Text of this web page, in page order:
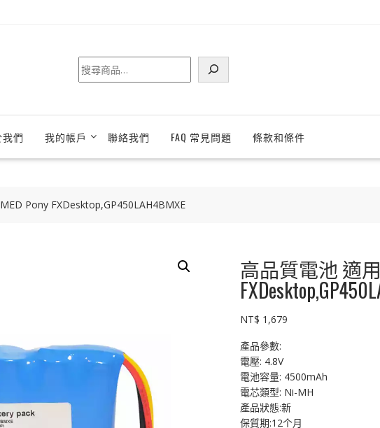
搜
尋
們 我的帳戶 聯絡我們 FAQ 常見問題 條款和條件
Pony FXDesktop,GP450LAH4BMXE
高品質電池 適用
NT$ 1,679
產品參數:
電壓: 4.8V
電池容量: 4500mAh
電芯類型: Ni-MH
產品狀態:新
保質期:12个月